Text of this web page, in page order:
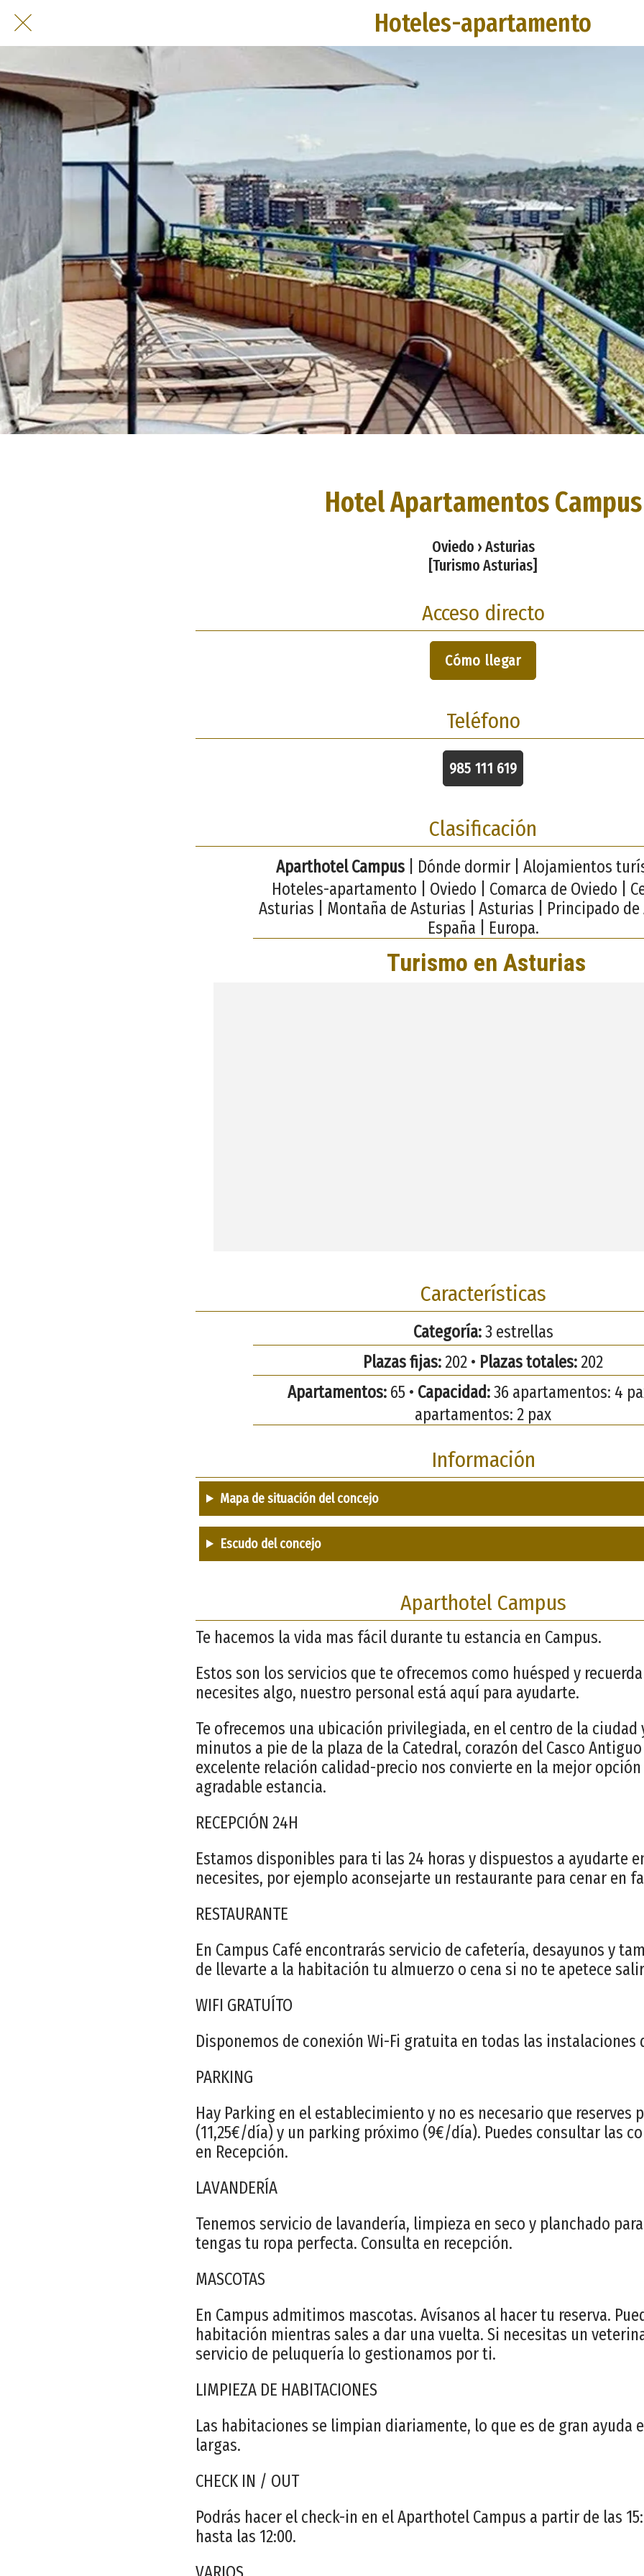
Hoteles-apartamento
Hotel Apartamentos Campus
Oviedo › Asturias
[Turismo Asturias]
Acceso directo
Cómo llegar
Teléfono
985 111 619
Clasificación
Aparthotel Campus | Dónde dormir | Alojamientos
Hoteles-apartamento | Oviedo | Comarca de Oviedo |
Asturias | Montaña de Asturias | Asturias | Principado
España | Europa.
Características
Categoría:3 estrellas
Plazas fijas: 202 • Plazas totales: 202
Apartamentos: 65 • Capacidad:36 apartamentos: 4
apartamentos: 2 pax
Información
Mapa de situación del concejo
Escudo del concejo
Aparthotel Campus
Te hacemos la vida mas fácil durante tu estancia en Campus.
Estos son los servicios que te ofrecemos como huésped y
necesites algo, nuestro personal está aquí para ayudarte.
Te ofrecemos una ubicación privilegiada, en el centro de la ciudad
minutos a pie de la plaza de la Catedral, corazón del Casco
excelente relación calidad-precio nos convierte en la mejor opción
agradable estancia.
RECEPCIÓN 24H
Estamos disponibles para ti las 24 horas y dispuestos a ayudarte
necesites, por ejemplo aconsejarte un restaurante para cenar en
RESTAURANTE
En Campus Café encontrarás servicio de cafetería, desayunos y
de llevarte a la habitación tu almuerzo o cena si no te apetece
WIFI GRATUÍTO
Disponemos de conexión Wi-Fi gratuita en todas las
PARKING
Hay Parking en el establecimiento y no es necesario que reserves
(11,25€/día) y un parking próximo (9€/día). Puedes consultar las
en Recepción.
LAVANDERÍA
Tenemos servicio de lavandería, limpieza en seco y planchado
tengas tu ropa perfecta. Consulta en recepción.
MASCOTAS
En Campus admitimos mascotas. Avísanos al hacer tu reserva.
habitación mientras sales a dar una vuelta. Si necesitas un
servicio de peluquería lo gestionamos por ti.
LIMPIEZA DE HABITACIONES
Las habitaciones se limpian diariamente, lo que es de gran ayuda
largas.
CHECK IN / OUT
Podrás hacer el check-in en el Aparthotel Campus a partir de las
hasta las 12:00.